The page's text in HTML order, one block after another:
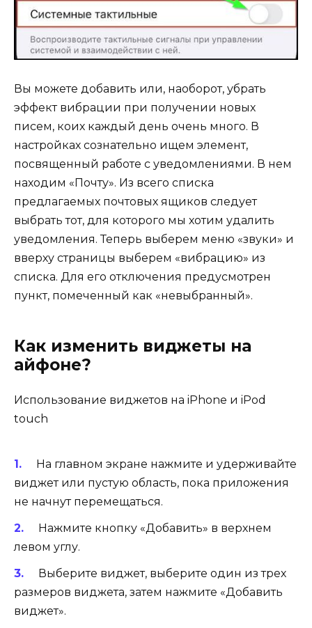
Вы можете добавить или, наоборот, убрать
эффект вибрации при получении новых
писем, коих каждый день очень много. В
настройках сознательно ищем элемент,
посвященный работе с уведомлениями. В нем
находим «Почту». Из всего списка
предлагаемых почтовых ящиков следует
выбрать тот, для которого мы хотим удалить
уведомления. Теперь выберем меню «звуки» и
вверху страницы выберем «вибрацию» из
списка. Для его отключения предусмотрен
пункт, помеченный как «невыбранный».
Как изменить виджеты на
айфоне?
Использование виджетов на iPhone и iPod
touch
На главном экране нажмите и удерживайте
виджет или пустую область, пока приложения
не начнут перемещаться.
Нажмите кнопку «Добавить» в верхнем
левом углу.
Выберите виджет, выберите один из трех
размеров виджета, затем нажмите «Добавить
виджет».